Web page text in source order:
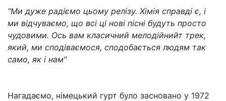
"Ми дуже радіємо цьому релізу. Хімія справді є, і
ми відчуваємо, що всі ці нові пісні будуть просто
чудовими. Ось вам класичний мелодійнийт трек,
який, ми сподіваємося, сподобається людям так
само, як і нам"
Нагадаємо, німецький гурт було засновано у 1972